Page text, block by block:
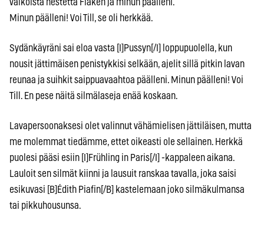
valkoista nestettä Flaken ja minun päälleni.
Minun päälleni! Voi Till, se oli herkkää.
Sydänkäyräni sai eloa vasta [I]Pussyn[/I] loppupuolella, kun
nousit jättimäisen penistykkisi selkään, ajelit sillä pitkin lavan
reunaa ja suihkit saippuavaahtoa päälleni. Minun päälleni! Voi
Till. En pese näitä silmälaseja enää koskaan.
Lavapersoonaksesi olet valinnut vähämielisen jättiläisen, mutta
me molemmat tiedämme, ettet oikeasti ole sellainen. Herkkä
puolesi pääsi esiin [I]Frühling in Paris[/I] -kappaleen aikana.
Lauloit sen silmät kiinni ja lausuit ranskaa tavalla, joka saisi
esikuvasi [B]Édith Piafin[/B] kastelemaan joko silmäkulmansa
tai pikkuhousunsa.